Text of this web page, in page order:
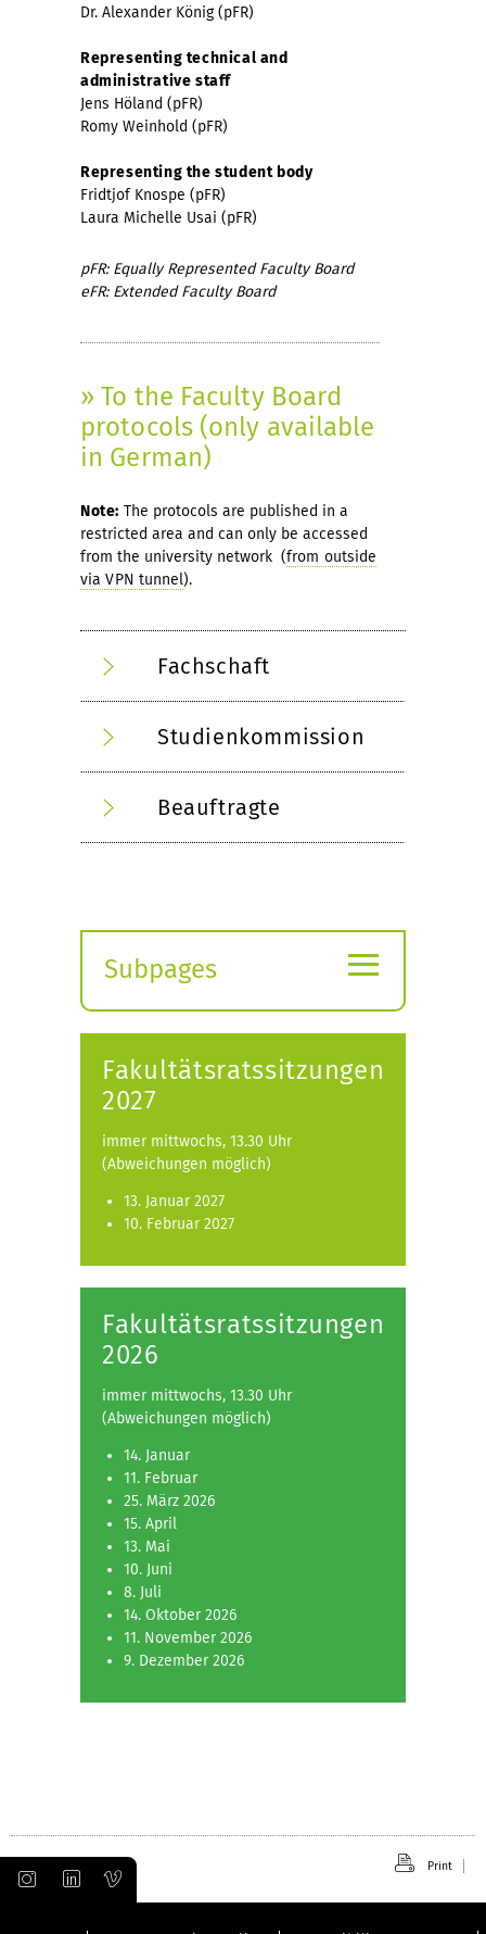
Dr. Alexander König (pFR)
Representing technical and
administrative staff
Jens Höland (pFR)
Romy Weinhold (pFR)
Representing the student body
Fridtjof Knospe (pFR)
Laura Michelle Usai (pFR)
pFR: Equally Represented Faculty Board
eFR: Extended Faculty Board
» To the Faculty Board
protocols (only available
in German)
Note: The protocols are published in a
restricted area and can only be accessed
from the university network (from outside
via VPN tunnel).
Fachschaft
Studienkommission
Beauftragte
Subpages
submenu
≡
Fakultätsratssitzungen
2027
immer mittwochs, 13.30 Uhr
(Abweichungen möglich)
13. Januar 2027
10. Februar 2027
Fakultätsratssitzungen
2026
immer mittwochs, 13.30 Uhr
(Abweichungen möglich)
14. Januar
11. Februar
25. März 2026
15. April
13. Mai
10. Juni
8. Juli
14. Oktober 2026
11. November 2026
9. Dezember 2026
Print